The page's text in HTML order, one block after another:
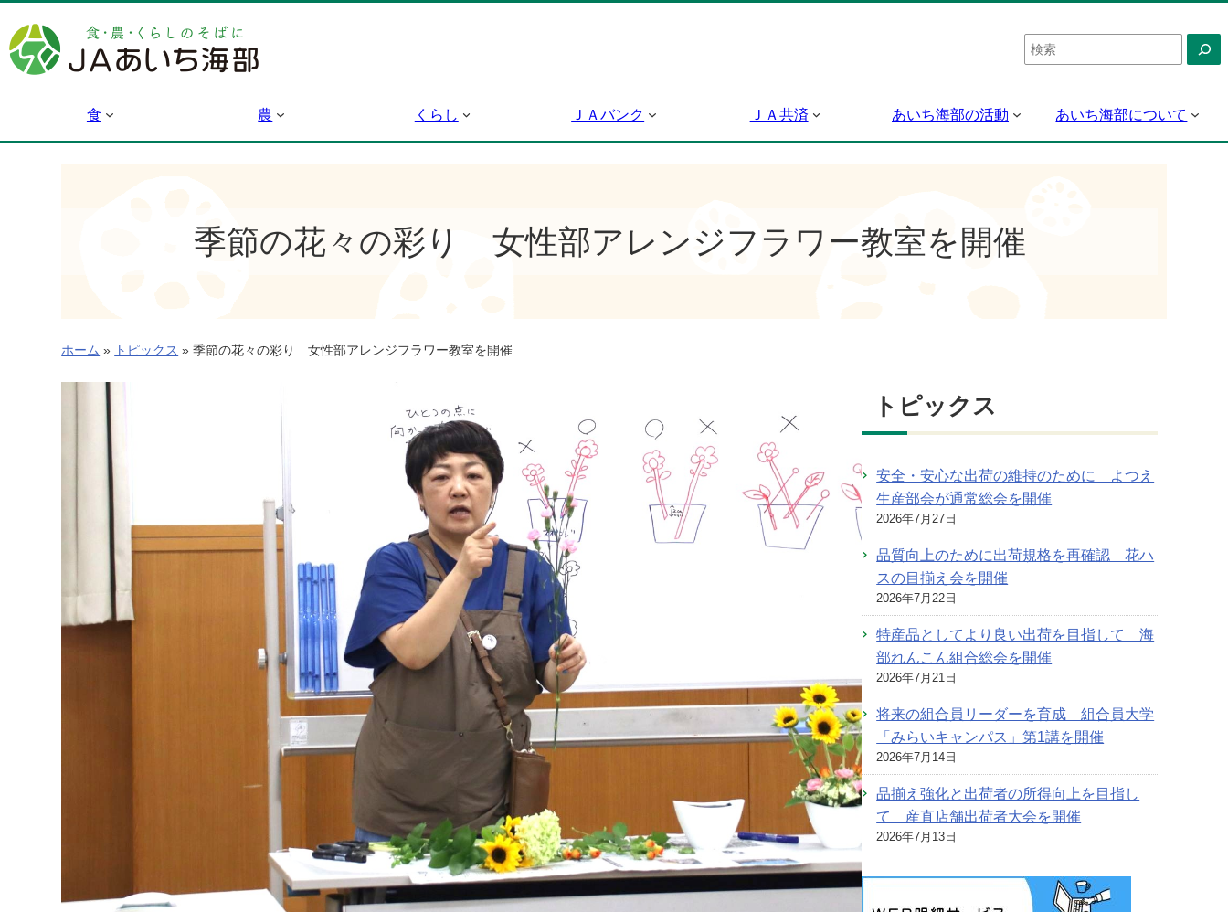
容
を
検
索
食 農 くらし ＪＡバンク ＪＡ共済 あいち海部の活動 あいち海部について
季節の花々の彩り 女性部アレンジフラワー教室を開催
ホーム » トピックス » 季節の花々の彩り 女性部アレンジフラワー教室を開催
トピックス
安全・安心な出荷の維持のために よつえ
生産部会が通常総会を開催
2026年7月27日
品質向上のために出荷規格を再確認 花ハ
スの目揃え会を開催
2026年7月22日
特産品としてより良い出荷を目指して 海
部れんこん組合総会を開催
2026年7月21日
将来の組合員リーダーを育成 組合員大学
「みらいキャンパス」第1講を開催
2026年7月14日
品揃え強化と出荷者の所得向上を目指し
て 産直店舗出荷者大会を開催
2026年7月13日